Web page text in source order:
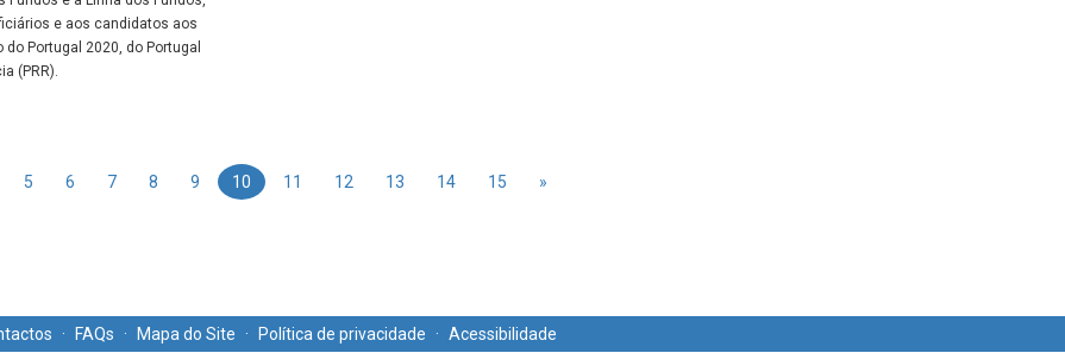
e aos candidatos aos
Portugal 2020, do Portugal
(PRR).
5 6 7 8 9 10 11 12 13 14 15 »
· FAQs · Mapa do Site · Política de privacidade · Acessibilidade